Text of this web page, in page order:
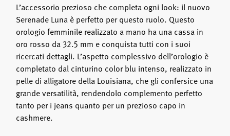
L’accessorio prezioso che completa ogni look: il nuovo
Serenade Luna è perfetto per questo ruolo. Questo
orologio femminile realizzato a mano ha una cassa in
oro rosso da 32.5 mm e conquista tutti con i suoi
ricercati dettagli. L’aspetto complessivo dell’orologio è
completato dal cinturino color blu intenso, realizzato in
pelle di alligatore della Louisiana, che gli confersice una
grande versatilità, rendendolo complemento perfetto
tanto per i jeans quanto per un prezioso capo in
cashmere.